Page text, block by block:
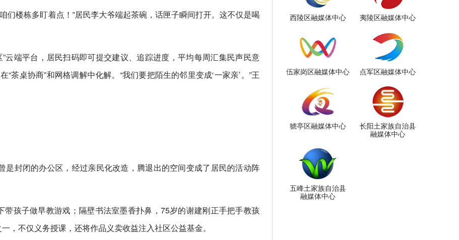
们楼栋多盯着点！”居民李大爷端起茶碗，话匣子瞬间打开。这不仅是喝
云端平台，居民扫码即可提交建议、追踪进度，平均每周汇集民声民意
茶桌协商”和网格调解中化解。“我们要把陌生的邻里变成‘一家亲’。”王
是封闭的办公区，经过亲民化改造，腾退出的空间变成了居民的活动阵
带孩子做早教游戏；隔壁书法室墨香扑鼻，75岁的谢建刚正手把手教孩
，不仅义务授课，还将作品义卖收益注入社区公益基金。
西陵区融媒体中心 夷陵区融媒体中心
伍家岗区融媒体中心 点军区融媒体中心
猇亭区融媒体中心
长阳土家族自治县
融媒体中心
五峰土家族自治县
融媒体中心